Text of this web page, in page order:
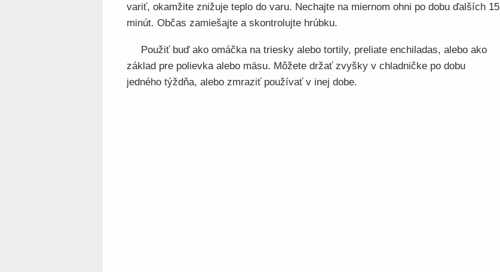
variť, okamžite znižuje teplo do varu. Nechajte na miernom ohni po dobu ďalších 15
minút. Občas zamiešajte a skontrolujte hrúbku.
Použiť buď ako omáčka na triesky alebo tortily, preliate enchiladas, alebo ako
základ pre polievka alebo mäsu. Môžete držať zvyšky v chladničke po dobu
jedného týždňa, alebo zmraziť používať v inej dobe.